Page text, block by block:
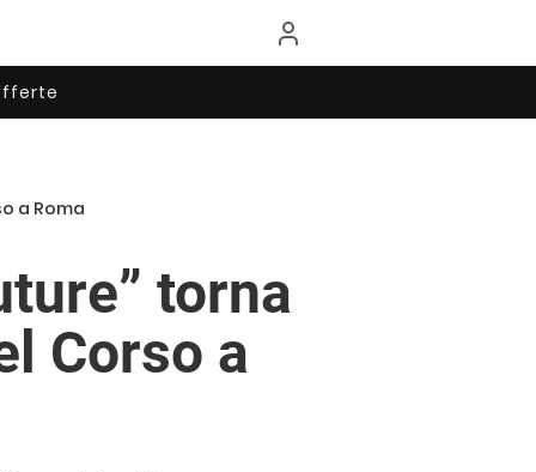
a Roma
torna
Corso a